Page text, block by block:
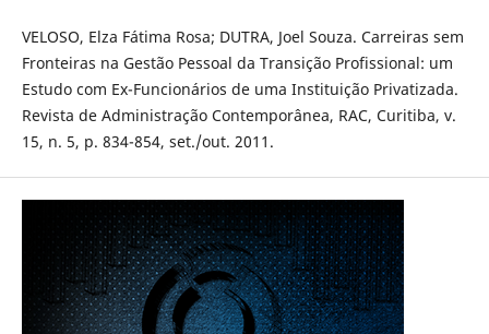
VELOSO, Elza Fátima Rosa; DUTRA, Joel Souza. Carreiras sem
Fronteiras na Gestão Pessoal da Transição Profissional: um
Estudo com Ex-Funcionários de uma Instituição Privatizada.
Revista de Administração Contemporânea, RAC, Curitiba, v.
15, n. 5, p. 834-854, set./out. 2011.